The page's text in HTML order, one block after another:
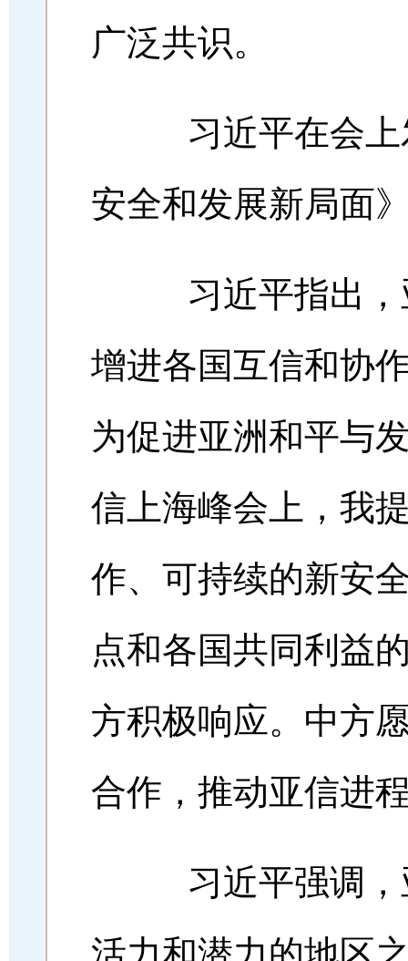
广泛共识。
习近平在会上
安全和发展新局面
习近平指出，
增进各国互信和协
为促进亚洲和平与
信上海峰会上，我
作、可持续的新安
点和各国共同利益
方积极响应。中方
合作，推动亚信进
习近平强调，